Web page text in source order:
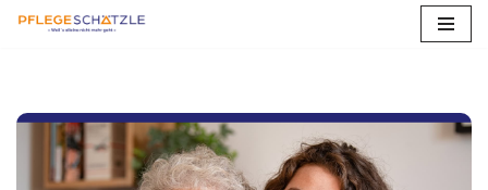
springen